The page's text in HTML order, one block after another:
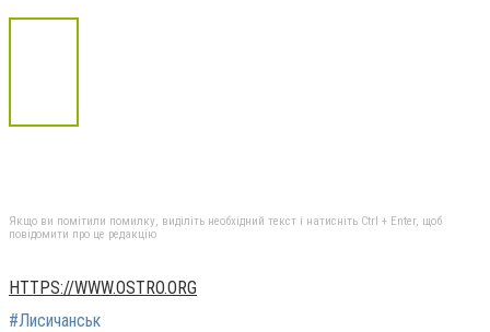
Якщо ви помітили помилку, виділіть необхідний текст і натисніть Ctrl + Enter, щоб
повідомити про це редакцію
HTTPS://WWW.OSTRO.ORG
#Лисичанськ